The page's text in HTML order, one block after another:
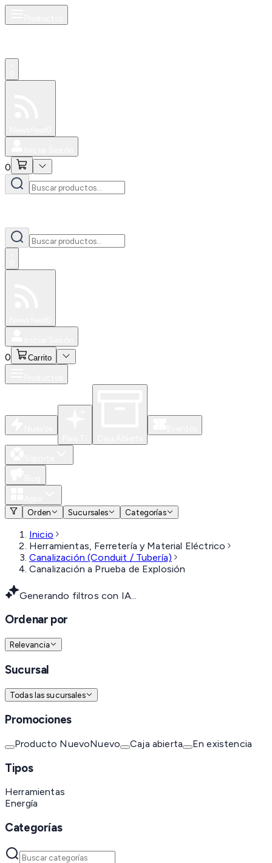
0
0 Carrito
Orden
Sucursales Categorías
Inicio
Herramientas, Ferretería y Material Eléctrico
Canalización (Conduit / Tubería)
Canalización a Prueba de Explosión
Generando filtros con IA...
Ordenar por
Relevancia
Sucursal
Todas las sucursales
Promociones
Producto NuevoNuevo Caja abierta En existencia
Tipos
Herramientas
Energía
Categorías